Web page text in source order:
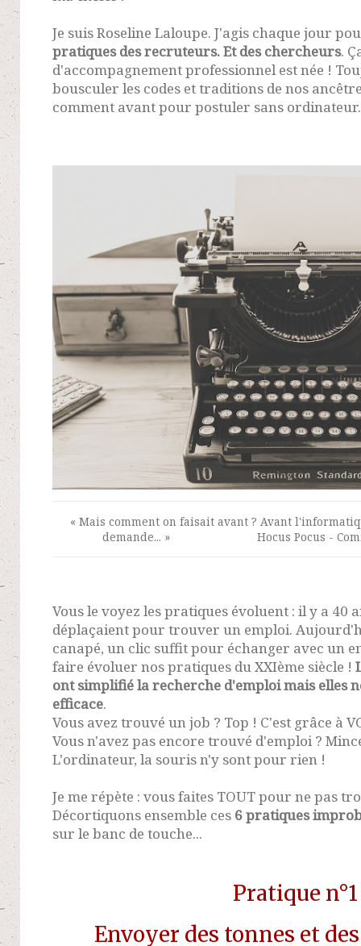
Je suis Roseline Laloupe. J'agis chaque jour
pratiques des recruteurs. Et des chercheurs.
d'accompagnement professionnel est née !
bousculer les codes et traditions de nos
comment avant pour postuler sans
« Mais comment on faisait avant ? Avant
demande... » Hocus Pocus -
Vous le voyez les pratiques évoluent : il y a 40
déplaçaient pour trouver un emploi.
canapé, un clic suffit pour échanger avec un
faire évoluer nos pratiques du XXIème siècle !
ont simplifié la recherche d'emploi mais elles
efficace.
Vous avez trouvé un job ? Top ! C'est grâce à
Vous n'avez pas encore trouvé d'emploi ?
L'ordinateur, la souris n'y sont pour rien !
Je me répète : vous faites TOUT pour ne pas
Décortiquons ensemble ces 6 pratiques
sur le banc de touche...
Pratique n°1
Envoyer des tonnes et